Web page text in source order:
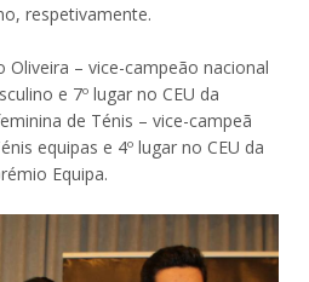
respetivamente.
– vice-campeão nacional
e 7º lugar no CEU da
de Ténis – vice-campeã
equipas e 4º lugar no CEU da
Equipa.